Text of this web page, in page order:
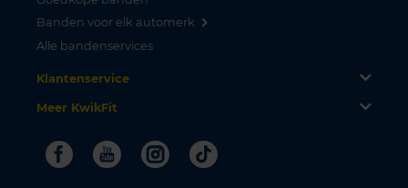
Banden voor elk automerk
Alle bandenservices
Klantenservice
Meer KwikFit
FacebookYoutubeInstagram
Tiktok